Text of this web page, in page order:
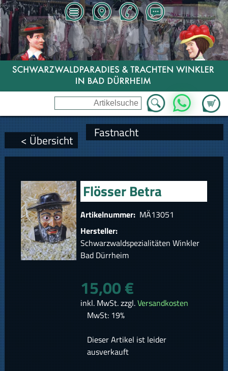
Zum
WhatsApp
< Übersicht Fastnacht
Flösser Betra
Artikelnummer: MÄ13051
Hersteller:
Schwarzwaldspezialitäten Winkler
Bad Dürrheim
15,00 €
inkl. MwSt. zzgl.Versandkosten
MwSt: 19%
Dieser Artikel ist leider
ausverkauft